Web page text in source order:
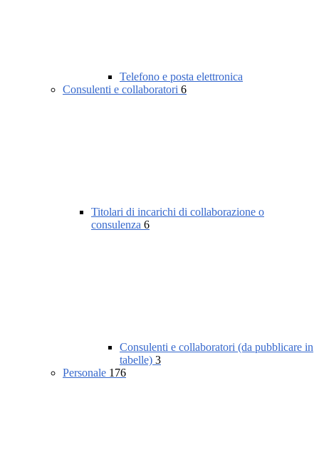
Telefono e posta elettronica
Consulenti e collaboratori 6
Titolari di incarichi di collaborazione o
consulenza 6
Consulenti e collaboratori (da pubblicare in
tabelle) 3
Personale 176